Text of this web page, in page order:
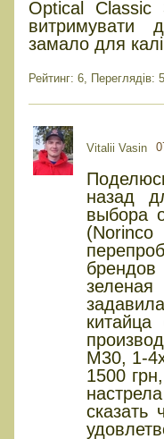
Optical Classic
замало для
Рейтинг: 6, Переглядів:
Vitalii Vasin
назад
выбора
M30, 1-
1500
сказать